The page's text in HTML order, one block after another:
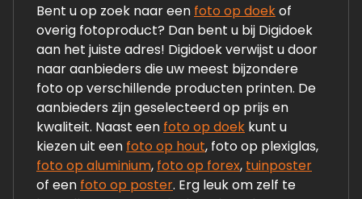
Bent u op zoek naar een foto op doekof
overig fotoproduct? Dan bent u bij Digidoek
aan het juiste adres! Digidoek verwijst u door
naar aanbieders die uw meest bijzondere
foto op verschillende producten printen. De
aanbieders zijn geselecteerd op prijs en
kwaliteit. Naast een foto op doek kunt u
kiezen uit een foto op hout, foto op plexiglas,
foto op aluminium, foto op forex, tuinposter
of een foto op poster. Erg leuk om zelf te